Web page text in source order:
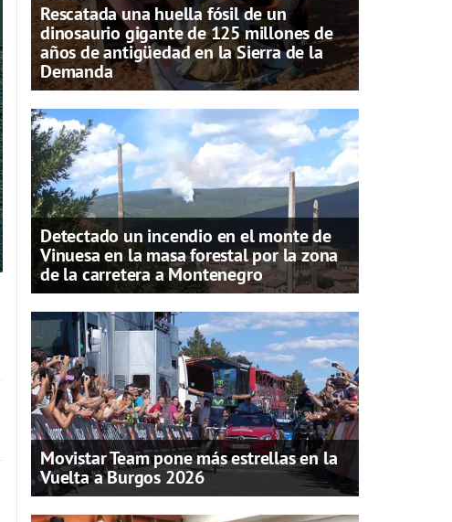
Rescatada una huella fósil de un
dinosaurio gigante de 125 millones de
años de antigüedad en la Sierra de la
Demanda
Detectado un incendio en el monte de
Vinuesa en la masa forestal por la zona
de la carretera a Montenegro
Movistar Team pone más estrellas en la
Vuelta a Burgos 2026